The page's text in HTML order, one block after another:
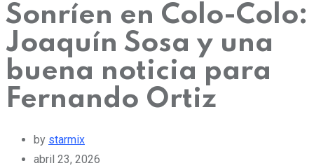
Sonríen en Colo-Colo:
Joaquín Sosa y una
buena noticia para
Fernando Ortiz
by starmix
abril 23, 2026